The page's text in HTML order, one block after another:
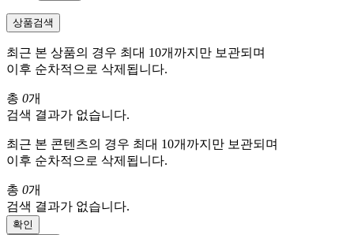
상품검색
최근 본 상품의 경우 최대 10개까지만 보관되며
이후 순차적으로 삭제됩니다.
총 0개
검색 결과가 없습니다.
최근 본 콘텐츠의 경우 최대 10개까지만 보관되며
이후 순차적으로 삭제됩니다.
총 0개
검색 결과가 없습니다.
확인